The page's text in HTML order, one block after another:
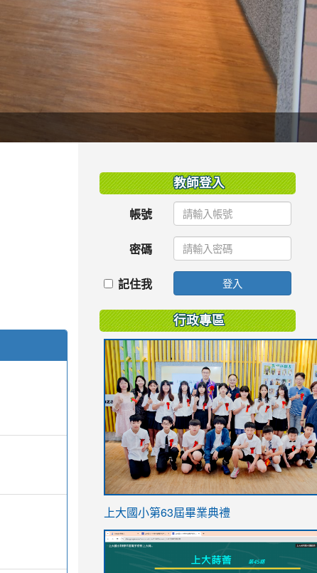
教師登入
帳號
密碼
記住我 登入
行政專區
link
https://sites.google.com/stes.tyc.edu.tw/
上大國小第63屆畢業典禮
link